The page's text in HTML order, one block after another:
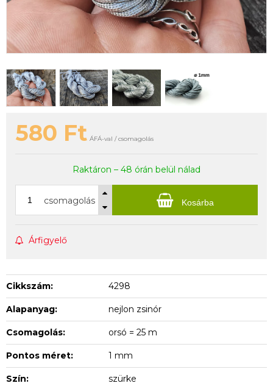
580 Ft ÁFÁ-val / csomagolás
Raktáron – 48 órán belül nálad
csomagolás Kosárba
Árfigyelő
Cikkszám: 4298
Alapanyag: nejlon zsinór
Csomagolás: orsó = 25 m
Pontos méret: 1 mm
Szín: szürke